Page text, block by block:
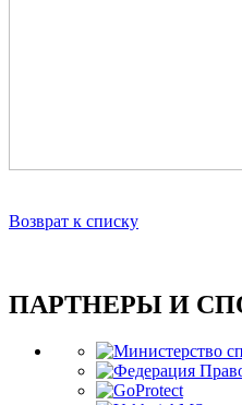
Возврат к списку
ПАРТНЕРЫ И